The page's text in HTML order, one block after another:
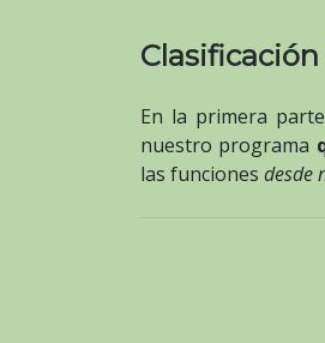
En la primera
nuestro programa
las funciones desde